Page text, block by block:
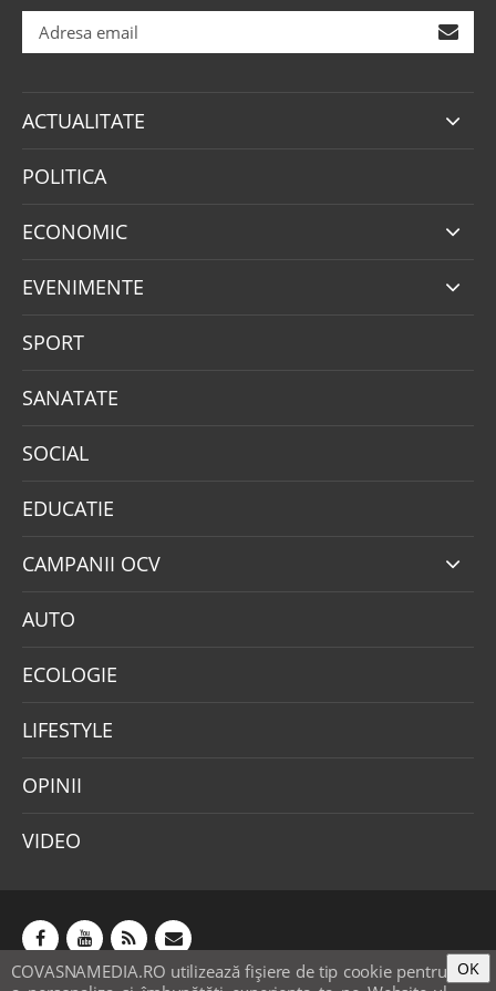
ACTUALITATE
POLITICA
ECONOMIC
EVENIMENTE
SPORT
SANATATE
SOCIAL
EDUCATIE
CAMPANII OCV
AUTO
ECOLOGIE
LIFESTYLE
OPINII
VIDEO
COVASNAMEDIA.RO utilizează fişiere de tip cookie pentru OK
Abonamente Publicitate Mica publicitate